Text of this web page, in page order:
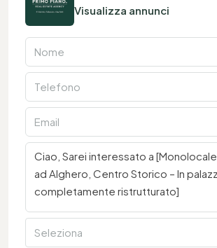
Visualizza annunci
Seleziona